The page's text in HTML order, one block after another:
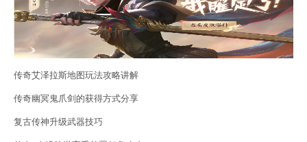
传奇艾泽拉斯地图玩法攻略讲解
传奇幽冥鬼爪剑的获得方式分享
复古传神升级武器技巧